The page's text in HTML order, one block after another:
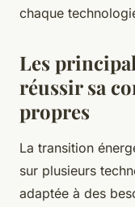
chaque
Les
réussir sa
propres
La transition
sur plusieurs
adaptée à des